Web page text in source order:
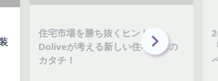
住宅市場を勝ち抜くヒント。
Doliveが考える新しい住宅提案の
カタチ！